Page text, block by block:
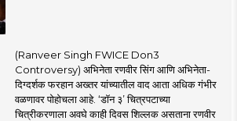
(Ranveer Singh FWICE Don3
Controversy) अभिनेता रणवीर सिंग आणि अभिनेता-
दिग्दर्शक फरहान अख्तर यांच्यातील वाद आता अधिक गंभीर
वळणावर पोहोचला आहे. ‘डॉन ३’ चित्रपटाच्या
चित्रीकरणाला अवघे काही दिवस शिल्लक असताना रणवीर